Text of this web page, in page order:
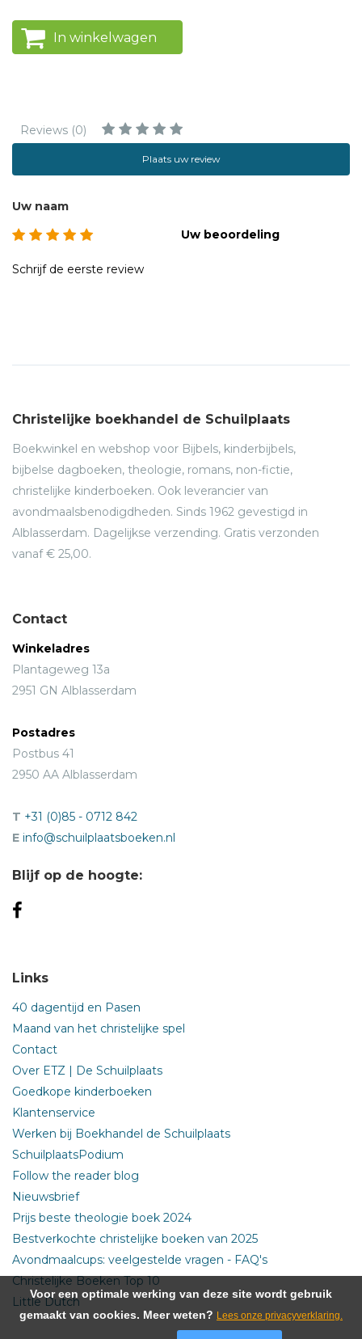
In winkelwagen
Reviews (0)
Plaats uw review
Uw naam
Uw beoordeling
Schrijf de eerste review
Christelijke boekhandel de Schuilplaats
Boekwinkel en webshop voor Bijbels, kinderbijbels,
bijbelse dagboeken, theologie, romans, non-fictie,
christelijke kinderboeken. Ook leverancier van
avondmaalsbenodigdheden. Sinds 1962 gevestigd in
Alblasserdam. Dagelijkse verzending. Gratis verzonden
vanaf € 25,00.
Contact
Winkeladres
Plantageweg 13a
2951 GN Alblasserdam
Postadres
Postbus 41
2950 AA Alblasserdam
T +31 (0)85 - 0712 842
E info@schuilplaatsboeken.nl
Blijf op de hoogte:
Links
40 dagentijd en Pasen
Maand van het christelijke spel
Contact
Over ETZ | De Schuilplaats
Goedkope kinderboeken
Klantenservice
Werken bij Boekhandel de Schuilplaats
SchuilplaatsPodium
Follow the reader blog
Nieuwsbrief
Prijs beste theologie boek 2024
Bestverkochte christelijke boeken van 2025
Avondmaalcups: veelgestelde vragen - FAQ's
Christelijke Boeken Top 10
Little Dutch
Voor een optimale werking van deze site wordt gebruik
gemaakt van cookies. Meer weten? Lees onze privacyverklaring.